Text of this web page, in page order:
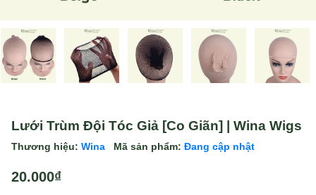
Lưới Trùm Đội Tóc Giả [Co Giãn] | Wina Wigs
Thương hiệu: Wina Mã sản phẩm: Đang cập nhật
20.000₫